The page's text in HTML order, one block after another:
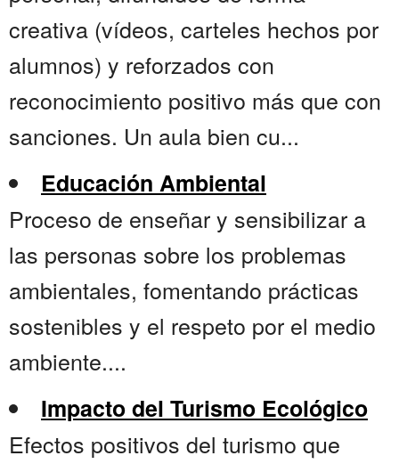
creativa (vídeos, carteles hechos por
alumnos) y reforzados con
reconocimiento positivo más que con
sanciones. Un aula bien cu...
Educación Ambiental
Proceso de enseñar y sensibilizar a
las personas sobre los problemas
ambientales, fomentando prácticas
sostenibles y el respeto por el medio
ambiente....
Impacto del Turismo Ecológico
Efectos positivos del turismo que